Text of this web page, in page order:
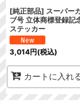
[純正部品] スーパー
ブ号 立体商標登録記
ステッカー
3,014円(税込)
カートに入れ